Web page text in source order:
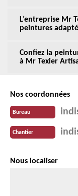
L’entreprise Mr
peintures
Confiez la
à Mr Texier
Nos coordonnées
Bureau
Chantier
Nous localiser